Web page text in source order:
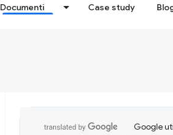
Documenti Case study
Google